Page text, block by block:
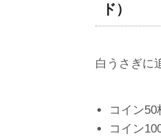
ド）
白うさぎに
コイン50
コイン